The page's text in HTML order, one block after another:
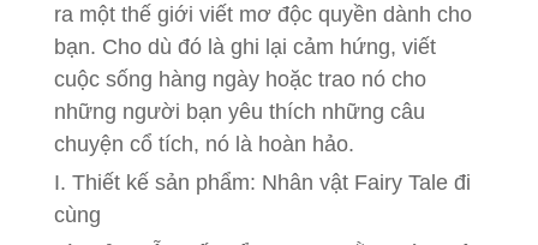
ra một thế giới viết mơ độc quyền dành cho
bạn. Cho dù đó là ghi lại cảm hứng, viết
cuộc sống hàng ngày hoặc trao nó cho
những người bạn yêu thích những câu
chuyện cổ tích, nó là hoàn hảo.
I. Thiết kế sản phẩm: Nhân vật Fairy Tale đi
cùng